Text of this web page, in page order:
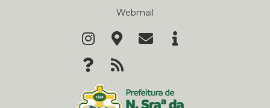
Webmail